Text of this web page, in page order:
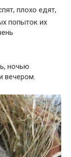
плохо едят,
попыток их
ночью
вечером.